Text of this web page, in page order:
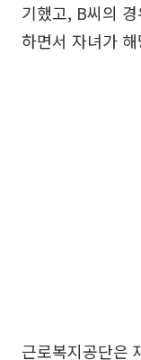
기했고, B씨의
하면서 자녀가
근로복지공단은